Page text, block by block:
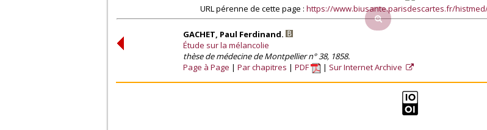
URL pérenne de cette page : https://www.biusante.parisdescartes.fr/histmed/
GACHET, Paul Ferdinand.
Étude sur la mélancolie
thèse de médecine de Montpellier n° 38, 1858.
Page à Page
Par chapitres PDF Sur Internet Archive